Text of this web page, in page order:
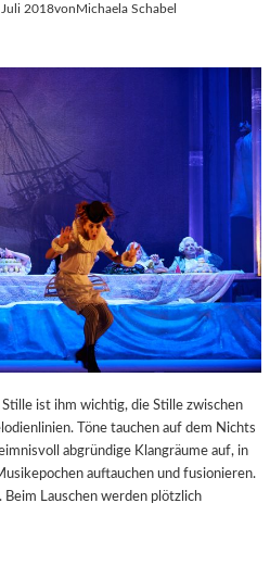
Juli 2018vonMichaela Schabel
ist ihm wichtig, die Stille zwischen
Töne tauchen auf dem Nichts
abgründige Klangräume auf, in
auftauchen und fusionieren.
Lauschen werden plötzlich